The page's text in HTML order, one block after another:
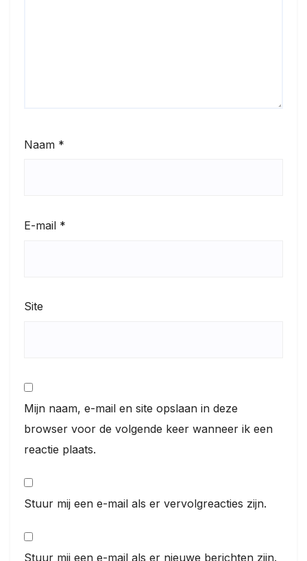
Naam *
E-mail *
Site
Mijn naam, e-mail en site opslaan in deze
browser voor de volgende keer wanneer ik een
reactie plaats.
Stuur mij een e-mail als er vervolgreacties zijn.
Stuur mij een e-mail als er nieuwe berichten zijn.